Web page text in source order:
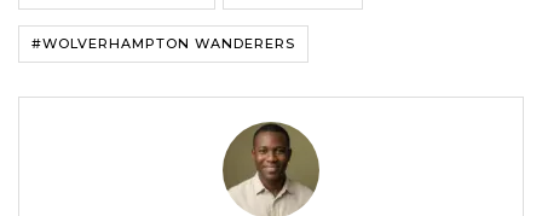
#WOLVERHAMPTON WANDERERS